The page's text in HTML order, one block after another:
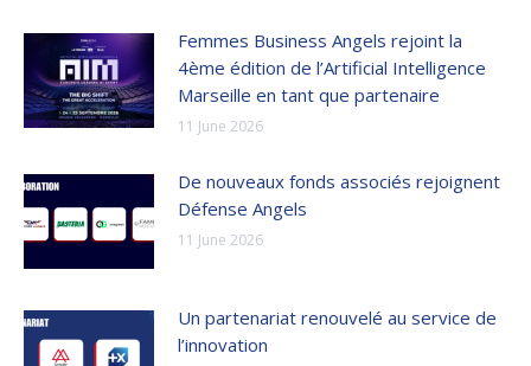
Femmes Business Angels rejoint la
4ème édition de l’Artificial Intelligence
Marseille en tant que partenaire
11 June 2026
De nouveaux fonds associés rejoignent
Défense Angels
11 June 2026
Un partenariat renouvelé au service de
l’innovation